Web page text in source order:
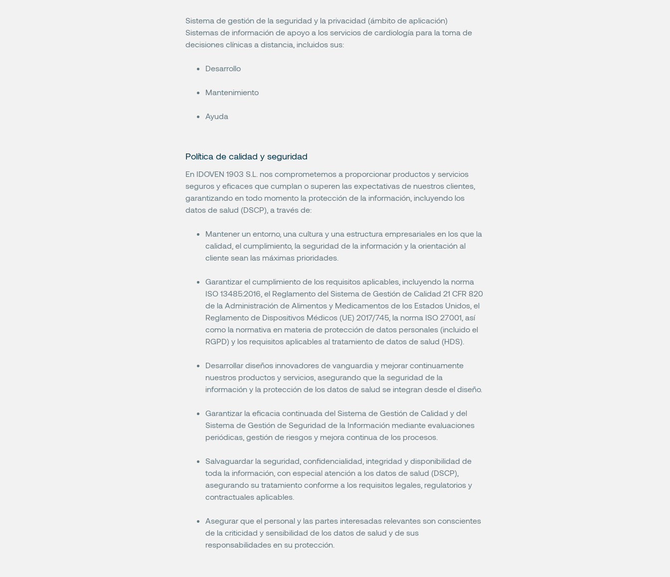
Sistema de gestión de la seguridad y la privacidad (ámbito de aplicación)
Sistemas de información de apoyo a los servicios de cardiología para la toma de
decisiones clínicas a distancia, incluidos sus:
Desarrollo
Mantenimiento
Ayuda
Política de calidad y seguridad
En IDOVEN 1903 S.L. nos comprometemos a proporcionar productos y servicios
seguros y eficaces que cumplan o superen las expectativas de nuestros clientes,
garantizando en todo momento la protección de la información, incluyendo los
datos de salud (DSCP), a través de:
Mantener un entorno, una cultura y una estructura empresariales en los que la
calidad, el cumplimiento, la seguridad de la información y la orientación al
cliente sean las máximas prioridades.
Garantizar el cumplimiento de los requisitos aplicables, incluyendo la norma
ISO 13485:2016, el Reglamento del Sistema de Gestión de Calidad 21 CFR 820
de la Administración de Alimentos y Medicamentos de los Estados Unidos, el
Reglamento de Dispositivos Médicos (UE) 2017/745, la norma ISO 27001, así
como la normativa en materia de protección de datos personales (incluido el
RGPD) y los requisitos aplicables al tratamiento de datos de salud (HDS).
Desarrollar diseños innovadores de vanguardia y mejorar continuamente
nuestros productos y servicios, asegurando que la seguridad de la
información y la protección de los datos de salud se integran desde el diseño.
Garantizar la eficacia continuada del Sistema de Gestión de Calidad y del
Sistema de Gestión de Seguridad de la Información mediante evaluaciones
periódicas, gestión de riesgos y mejora continua de los procesos.
Salvaguardar la seguridad, confidencialidad, integridad y disponibilidad de
toda la información, con especial atención a los datos de salud (DSCP),
asegurando su tratamiento conforme a los requisitos legales, regulatorios y
contractuales aplicables.
Asegurar que el personal y las partes interesadas relevantes son conscientes
de la criticidad y sensibilidad de los datos de salud y de sus
responsabilidades en su protección.